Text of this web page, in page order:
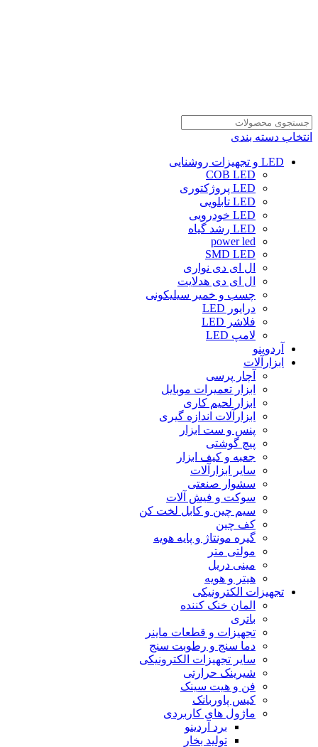
انتخاب دسته بندی
LED و تجهیزات روشنایی
COB LED
LED پروژکتوری
LED تابلویی
LED خودرویی
LED رشد گیاه
power led
SMD LED
ال ای دی نواری
ال ای دی هدلایت
چسب و خمیر سیلیکونی
درایور LED
فلاشر LED
لامپ LED
آردوینو
ابزارآلات
آچار پرسی
ابزار تعمیرات موبایل
ابزار لحیم کاری
ابزارآلات اندازه گیری
پنس و ست ابزار
پیچ گوشتی
جعبه و کیف ابزار
سایر ابزارآلات
سشوار صنعتی
سوکت و فیش آلات
سیم چین و کابل لخت کن
کف چین
گیره مونتاژ و پایه هویه
مولتی متر
مینی دریل
هیتر و هویه
تجهیزات الکترونیکی
المان خنک کننده
باتری
تجهیزات و قطعات ماینر
دما سنج و رطوبت سنج
سایر تجهیزات الکترونیکی
شیرینک حرارتی
فن و هیت سینک
کیس پاوربانک
ماژول های کاربردی
برد آردینو
تولید بخار